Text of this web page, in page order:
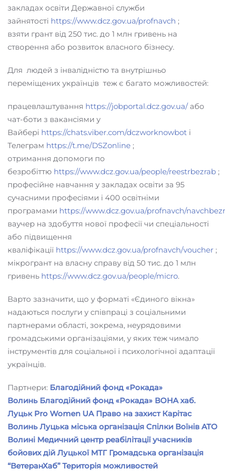
закладах освіти Державної служби
зайнятості https://www.dcz.gov.ua/profnavch ;
взяти грант від 250 тис. до 1 млн гривень на
створення або розвиток власного бізнесу.
Для людей з інвалідністю та внутрішньо
переміщених українців теж є багато можливостей:
працевлаштування https://jobportal.dcz.gov.ua/або
чат-боти з вакансіями у
Вайбері https://chats.viber.com/dczworknowbot і
Телеграм https://t.me/DSZonline ;
отримання допомоги по
безробіттю https://www.dcz.gov.ua/people/reestrbezrab ;
професійне навчання у закладах освіти за 95
сучасними професіями і 400 освітніми
програмами https://www.dcz.gov.ua/profnavch/
ваучер на здобуття нової професії чи спеціальності
або підвищення
кваліфікації https://www.dcz.gov.ua/profnavch/voucher ;
мікрогрант на власну справу від 50 тис. до 1 млн
гривень https://www.dcz.gov.ua/people/micro.
Варто зазначити, що у форматі «Єдиного вікна»
надаються послуги у співпраці з соціальними
партнерами області, зокрема, неурядовими
громадськими організаціями, у яких теж чимало
інструментів для соціальної і психологічної адаптації
українців.
Партнери: Благодійний фонд «Рокада»
Волинь Благодійний фонд «Рокада» ВОНА хаб.
Луцьк Pro Women UA Право на захист Карітас
Волинь Луцька міська організація Спілки Воїнів АТО
Волині Медичний центр реабілітації учасників
бойових дій Луцької МТГ Громадська організація
“ВетеранХаб” Територія можливостей